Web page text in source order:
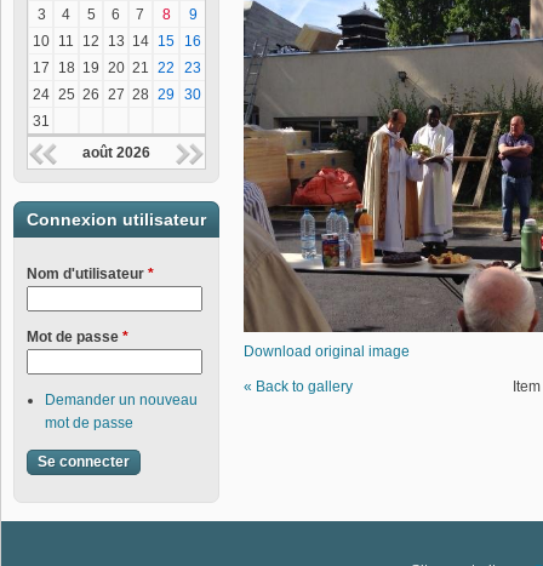
Download original image
« Back to gallery
3
4 5 6 7 8
9
10 11 12 13 14 15
16
17
18 19 20 21 22
23
24 25 26 27 28 29 30
31
août 2026
Connexion utilisateur
Nom d'utilisateur *
Mot de passe *
Demander un nouveau
mot de passe